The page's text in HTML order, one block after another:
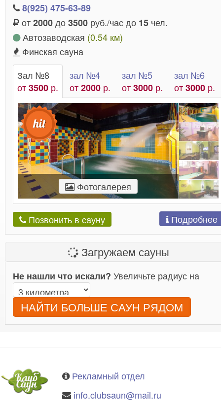
8(925) 475-63-89
от2000до3500 руб./час до 15 чел.
Автозаводская (0.54 км)
Финская сауна
Зал №8
от3500 р.
зал №4
от2000 р.
зал №5
от3000 р.
зал №6
от3000 р.
Фотогалерея
Позвонить в сауну Подробнее
Загружаем сауны
Не нашли что искали? Увеличьте радиус на
НАЙТИ БОЛЬШЕ САУН РЯДОМ
Рекламный отдел
info.clubsaun@mail.ru